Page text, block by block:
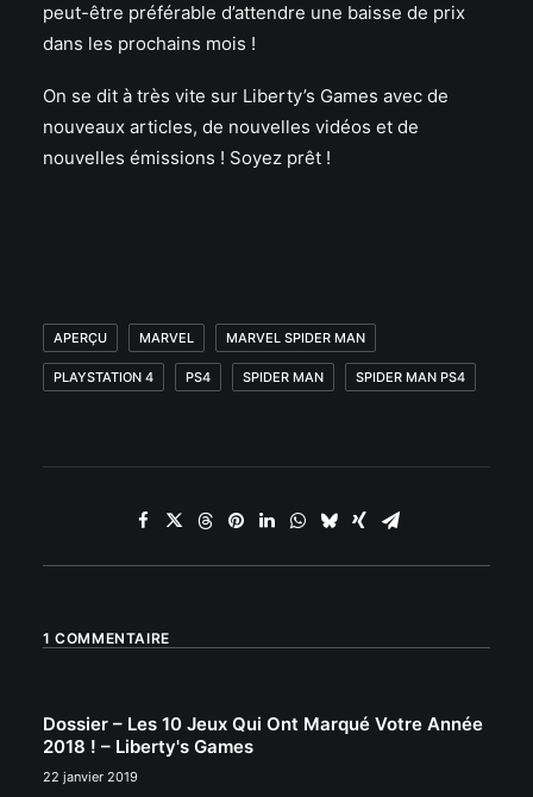
peut-être préférable d’attendre une baisse de prix
dans les prochains mois !
On se dit à très vite sur Liberty’s Games avec de
nouveaux articles, de nouvelles vidéos et de
nouvelles émissions ! Soyez prêt !
APERÇU MARVEL MARVEL SPIDER MAN
PLAYSTATION 4 PS4 SPIDER MAN SPIDER MAN PS4
1 COMMENTAIRE
Dossier – Les 10 Jeux Qui Ont Marqué Votre Année
2018 ! – Liberty's Games
22 janvier 2019